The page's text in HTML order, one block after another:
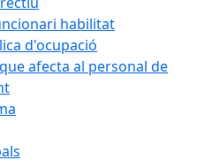
habilitat
d'ocupació
afecta al personal de